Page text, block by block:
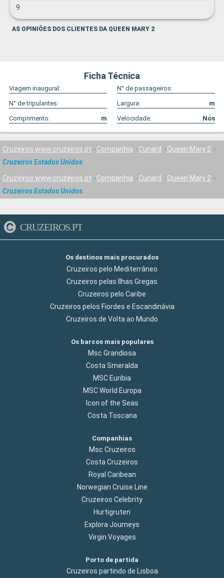
9
AS OPINIÕES DOS CLIENTES DA QUEEN MARY 2
Ficha Técnica
Viagem inaugural:
N° de passageiros:
N° de tripulantes:
Largura:
m
Comprimento:
m Velocidade: Nós
Cruzeiros www.cruzeiros.pt Companhia Cunard
Queen Mary 2
Cruzeiros Estados Unidos
Cruzeiros www.cruzeiros.pt Companhia Cunard
Queen Mary 2
Cruzeiros Estados Unidos
CRUZEIROS.PT
Os destinos mais procurados
Cruzeiros pelo Mediterrâneo
Cruzeiros pelas Ilhas Gregas
Cruzeiros pelo Caribe
Cruzeiros pelos Fiordes e Escandinávia
Cruzeiros de Volta ao Mundo
Os barcos mais populares
Msc Grandiosa
Costa Smeralda
MSC Euribia
MSC World Europa
Icon of the Seas
Costa Toscana
Companhias
Msc Cruzeiros
Costa Cruzeiros
Royal Caribean
Norwegian Cruise Line
Cruzeiros Celebrity
Hurtigruten
Explora Journeys
Virgin Voyages
Porto de partida
Cruzeiros partindo de Lisboa